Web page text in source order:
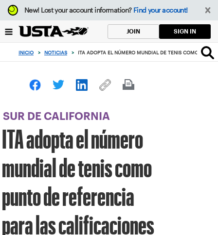
Enfoque
desde
botón
volver
principio
New!Lost your account information? Find your account!
JOIN SIGN IN
INICIO > NOTICIAS > ITA ADOPTA EL NÚMERO MUNDIAL DE TENIS COMO
SUR DE CALIFORNIA
ITA adopta el número
mundial de tenis como
punto de referencia
para las calificaciones